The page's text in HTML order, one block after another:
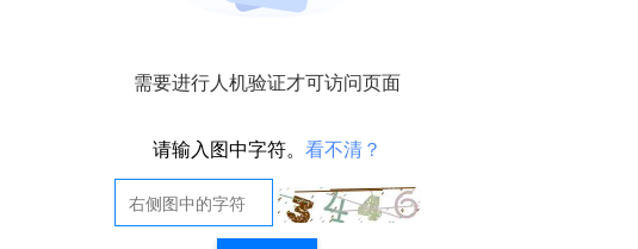
需要进行人机验证才可访问页面
请输入图中字符。 看不清？